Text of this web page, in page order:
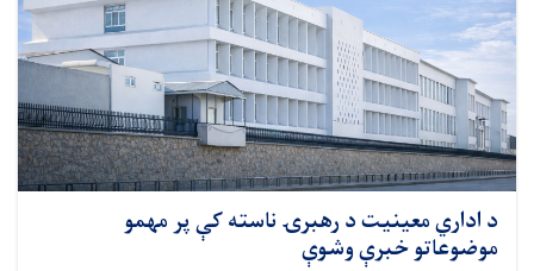
د اداري معینیت د رهبرۍ ناسته کې پر مهمو
موضوعاتو خبرې وشوې